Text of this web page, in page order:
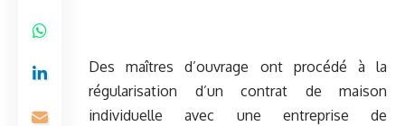
Des maîtres d’ouvrage ont procédé à la
régularisation d’un contrat de maison
individuelle avec une entreprise de